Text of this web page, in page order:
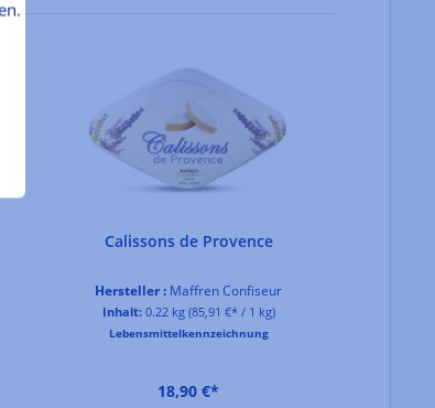
Calissons de Provence
Hersteller : Maffren Confiseur
Inhalt: 0.22 kg (85,91 €* / 1 kg)
Lebensmittelkennzeichnung
18,90 €*